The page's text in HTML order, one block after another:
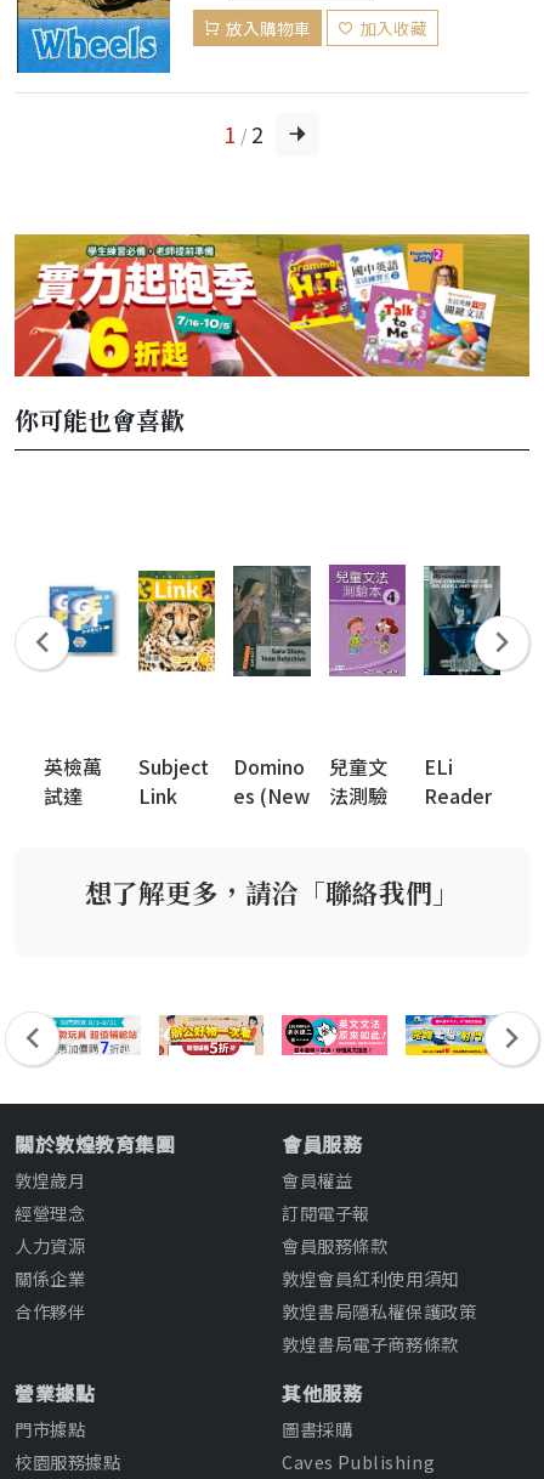
放入購物車 加入收藏
1 / 2
你可能也會喜歡
英檢萬
試達
Subject
Link
Domino
es (New
兒童文
法測驗
列)
ELi
Reader
想了解更多，請洽「聯絡我們」
關於敦煌教育集團
敦煌歲月
經營理念
人力資源
關係企業
合作夥伴
會員服務
會員權益
訂閱電子報
會員服務條款
敦煌會員紅利使用須知
敦煌書局隱私權保護政策
敦煌書局電子商務條款
營業據點
門市據點
校園服務據點
其他服務
圖書採購
Caves Publishing